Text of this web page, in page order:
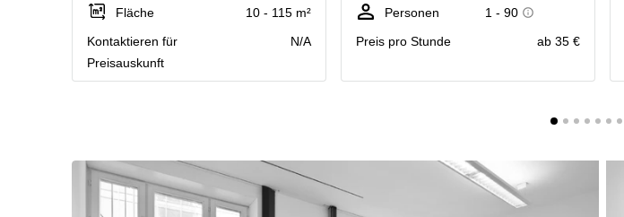
Fläche
10 - 115 m²
Kontaktieren für
Preisauskunft
N/A
Personen
1 - 90
Preis pro Stunde
ab 35 €